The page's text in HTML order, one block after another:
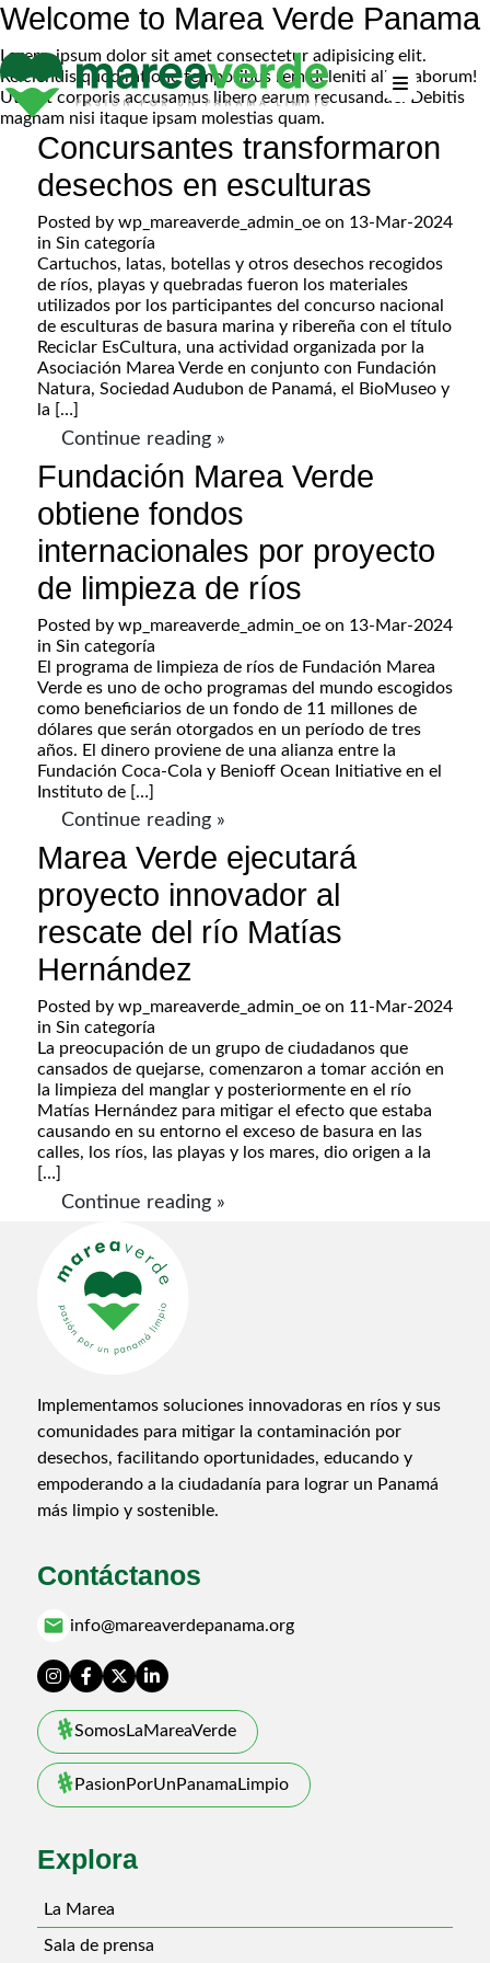
Welcome to Marea Verde Panama
Lorem, ipsum dolor sit amet consectetur adipisicing elit.
Reiciendis quod ratione temporibus rem deleniti alias laborum!
Ut sint corporis accusamus libero earum recusandae. Debitis
magnam nisi itaque ipsam molestias quam.
Concursantes transformaron
desechos en esculturas
Posted by wp_mareaverde_admin_oeon 13-Mar-2024
in Sin categoría
Cartuchos, latas, botellas y otros desechos recogidos
de ríos, playas y quebradas fueron los materiales
utilizados por los participantes del concurso nacional
de esculturas de basura marina y ribereña con el título
Reciclar EsCultura, una actividad organizada por la
Asociación Marea Verde en conjunto con Fundación
Natura, Sociedad Audubon de Panamá, el BioMuseo y
la […]
Continue reading »
Fundación Marea Verde
obtiene fondos
internacionales por proyecto
de limpieza de ríos
Posted by wp_mareaverde_admin_oeon 13-Mar-2024
in Sin categoría
El programa de limpieza de ríos de Fundación Marea
Verde es uno de ocho programas del mundo escogidos
como beneficiarios de un fondo de 11 millones de
dólares que serán otorgados en un período de tres
años. El dinero proviene de una alianza entre la
Fundación Coca-Cola y Benioff Ocean Initiative en el
Instituto de […]
Continue reading »
Marea Verde ejecutará
proyecto innovador al
rescate del río Matías
Hernández
Posted by wp_mareaverde_admin_oeon 11-Mar-2024
in Sin categoría
La preocupación de un grupo de ciudadanos que
cansados de quejarse, comenzaron a tomar acción en
la limpieza del manglar y posteriormente en el río
Matías Hernández para mitigar el efecto que estaba
causando en su entorno el exceso de basura en las
calles, los ríos, las playas y los mares, dio origen a la
[…]
Continue reading »
Implementamos soluciones innovadoras en ríos y sus
comunidades para mitigar la contaminación por
desechos, facilitando oportunidades, educando y
empoderando a la ciudadanía para lograr un Panamá
más limpio y sostenible.
Contáctanos
email info@mareaverdepanama.org
SomosLaMareaVerde
PasionPorUnPanamaLimpio
Explora
La Marea
Sala de prensa